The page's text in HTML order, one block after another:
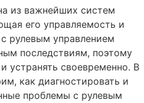
из важнейших систем
его управляемость и
рулевым управлением
последствиям, поэтому
устранять своевременно. В
как диагностировать и
проблемы с рулевым